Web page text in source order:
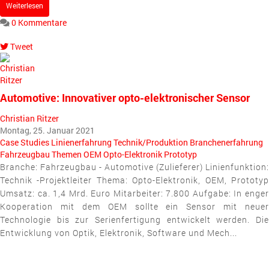
Weiterlesen
0 Kommentare
Tweet
pinterest
Automotive: Innovativer opto-elektronischer Sensor
Christian Ritzer
Montag, 25. Januar 2021
Case Studies Linienerfahrung Technik/Produktion Branchenerfahrung
Fahrzeugbau Themen OEM Opto-Elektronik Prototyp
Branche: Fahrzeugbau - Automotive (Zulieferer) Linienfunktion:
Technik -Projektleiter Thema: Opto-Elektronik, OEM, Prototyp
Umsatz: ca. 1,4 Mrd. Euro Mitarbeiter: 7.800 Aufgabe: In enger
Kooperation mit dem OEM sollte ein Sensor mit neuer
Technologie bis zur Serienfertigung entwickelt werden. Die
Entwicklung von Optik, Elektronik, Software und Mech...